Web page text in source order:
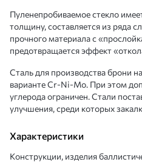
Пуленепробиваемое стекло
толщину, составляется из ряда
прочного материала с
предотвращается эффект
Сталь для производства брони
варианте Cr-Ni-Mo. При этом
углерода ограничен. Стали
улучшения, среди которых
Характеристики
Конструкции, изделия